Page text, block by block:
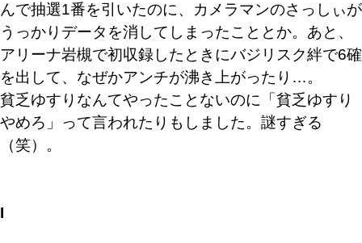
んで抽選1番を引いたのに、カメラマンのさっしぃが
うっかりデータを消してしまったこととか。あと、
アリーナ岩槻で初収録したときにバジリスク絆で6確
を出して、なぜかアンチが沸き上がったり…。
貧乏ゆすりなんてやったことないのに「貧乏ゆすり
やめろ」って言われたりもしました。謎すぎる
（笑）。
I